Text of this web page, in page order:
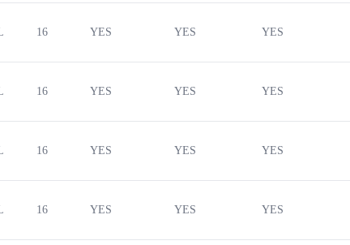
16 YES YES YES
16 YES YES YES
16 YES YES YES
16 YES YES YES